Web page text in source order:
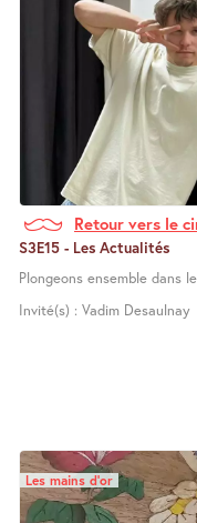
Retour vers le
S3E15 - Les Actualités
Plongeons ensemble dans
Invité(s) : Vadim Desaulnay
Les mains d’or